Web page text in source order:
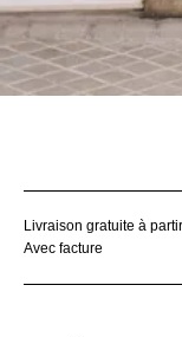
Livraison gratuite à
Avec facture